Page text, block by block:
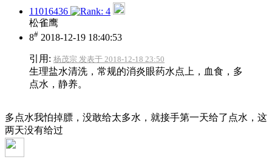
11016436
松雀鹰
8# 2018-12-19 18:40:53
引用: 杨茂宗 发表于 2018-12-18 23:50
生理盐水清洗，常规的消炎眼药水点上，血食，多
点水，静养。
多点水我怕掉膘，没敢给太多水，就接手第一天给了点水，这
两天没有给过